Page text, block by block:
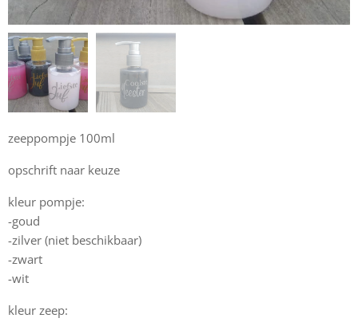
zeeppompje 100ml
opschrift naar keuze
kleur pompje:
-goud
-zilver (niet beschikbaar)
-zwart
-wit
kleur zeep: